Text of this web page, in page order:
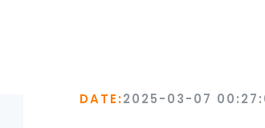
DATE:2025-03-07